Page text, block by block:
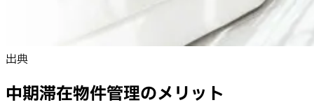
出典
中期滞在物件管理のメリット